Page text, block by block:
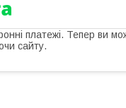
платежі. Тепер ви
сайту.